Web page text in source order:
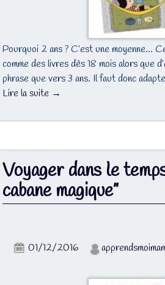
Pourquoi 2 ans ? C’est une moyenne…
comme des livres dès 18 mois alors que
phrase que vers 3 ans. Il faut donc
Lire la suite →
Voyager dans le
cabane magique”
01/12/2016